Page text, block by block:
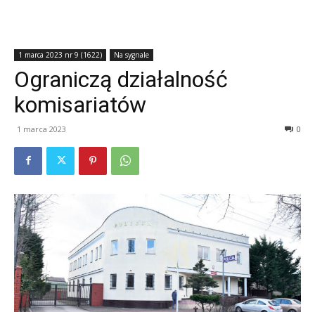
1 marca 2023 nr 9 (1622) Na sygnale
Ograniczą działalność
komisariatów
1 marca 2023 0